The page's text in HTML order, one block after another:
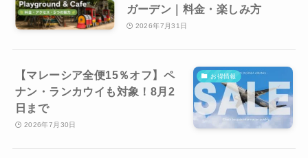
ガーデン｜料金・楽しみ方
2026年7月31日
お得情報
【マレーシア全便15％オフ】ペ
ナン・ランカウイも対象！8月2
日まで
2026年7月30日